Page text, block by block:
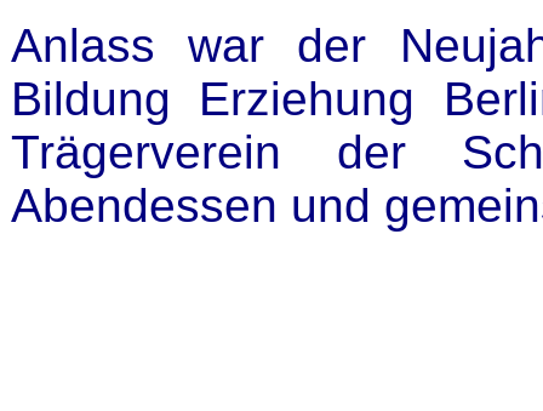
Anlass war der
Bildung Erziehung
Trägerverein der
Abendessen und